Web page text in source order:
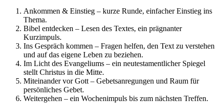
Ankommen & Einstieg – kurze Runde, einfacher Einstieg ins
Thema.
Bibel entdecken – Lesen des Textes, ein prägnanter
Kurzimpuls.
Ins Gespräch kommen – Fragen helfen, den Text zu verstehen
und auf das eigene Leben zu beziehen.
Im Licht des Evangeliums – ein neutestamentlicher Spiegel
stellt Christus in die Mitte.
Miteinander vor Gott – Gebetsanregungen und Raum für
persönliches Gebet.
Weitergehen – ein Wochenimpuls bis zum nächsten Treffen.